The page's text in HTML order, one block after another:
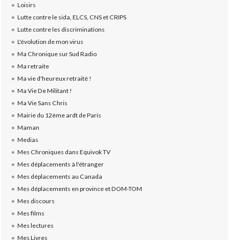
Loisirs
Lutte contre le sida, ELCS, CNS et CRIPS
Lutte contre les discriminations
L'évolution de mon virus
Ma Chronique sur Sud Radio
Ma retraite
Ma vie d'heureux retraité !
Ma Vie De Militant !
Ma Vie Sans Chris
Mairie du 12ème ardt de Paris
Maman
Medias
Mes Chroniques dans Equivok TV
Mes déplacements à l'étranger
Mes déplacements au Canada
Mes déplacements en province et DOM-TOM
Mes discours
Mes films
Mes lectures
Mes Livres